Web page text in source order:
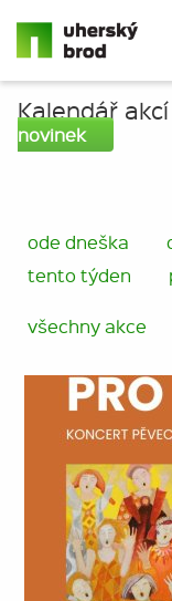
Kalendář akcí
novinek
ode dneška
tento týden
všechny akce